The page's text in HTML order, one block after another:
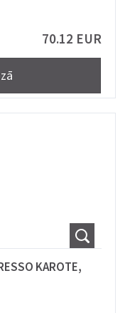
70.12 EUR
KAROTE,